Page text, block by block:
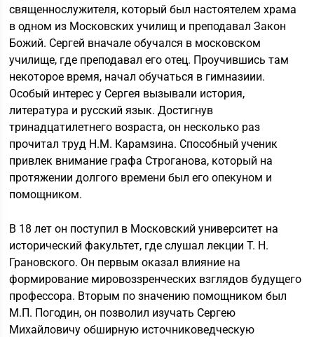
священнослужителя, который был настоятелем храма
в одном из Московских училищ и преподавал Закон
Божий. Сергей вначале обучался в московском
училище, где преподавал его отец. Проучившись там
некоторое время, начал обучаться в гимназиии.
Особый интерес у Сергея вызывали история,
литература и русский язык. Достигнув
тринадцатилетнего возраста, он несколько раз
прочитал труд Н.М. Карамзина. Способный ученик
привлек внимание графа Строганова, который на
протяжении долгого времени был его опекуном и
помощником.
В 18 лет он поступил в Московский университет на
исторический факультет, где слушал лекции Т. Н.
Грановского. Он первым оказал влияние на
формирование мировоззренческих взглядов будущего
профессора. Вторым по значению помощником был
М.П. Погодин, он позволил изучать Сергею
Михайловичу обширную источниковедческую